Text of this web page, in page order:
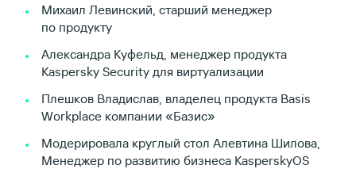
Михаил Левинский, старший менеджер
по продукту
Александра Куфельд, менеджер продукта
Kaspersky Security для виртуализации
Плешков Владислав, владелец продукта Basis
Workplace компании «Базис»
Модерировала круглый стол Алевтина Шилова,
Менеджер по развитию бизнеса KasperskyOS